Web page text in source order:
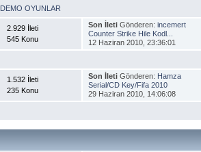
DEMO OYUNLAR
2.929 İleti
545 Konu
Son İletiGönderen: incemert
Counter Strike Hile Kodl...
12 Haziran 2010, 23:36:01
1.532 İleti
235 Konu
Son İletiGönderen: Hamza
Serial/CD Key/Fifa 2010
29 Haziran 2010, 14:06:08